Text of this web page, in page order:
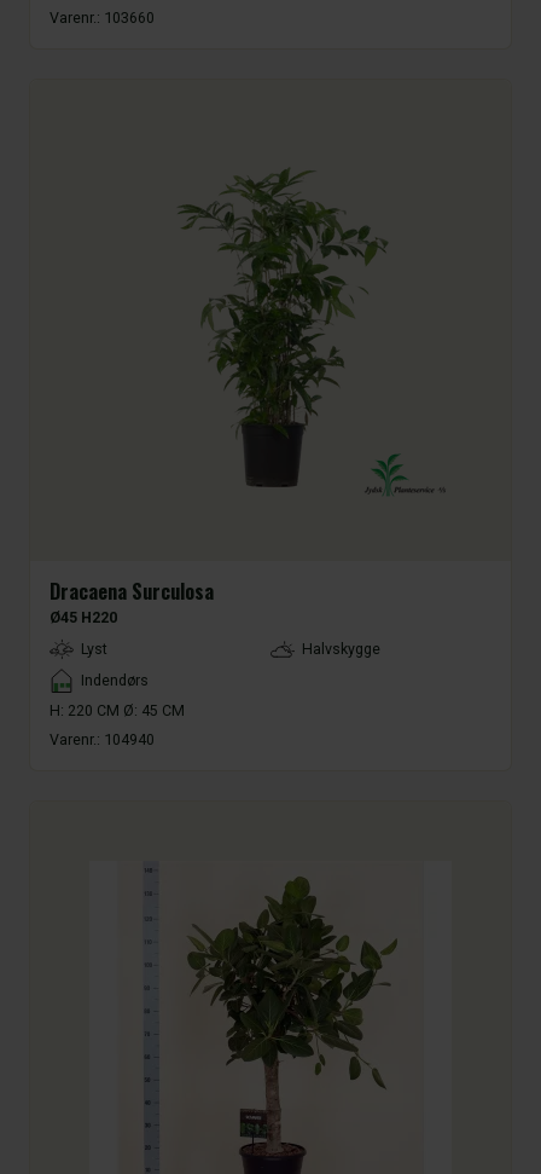
Varenr.: 103660
Dracaena Surculosa
Ø45 H220
LightType
Lyst
Halvskygge
Placement
Indendørs
H: 220 CM Ø: 45 CM
Varenr.: 104940